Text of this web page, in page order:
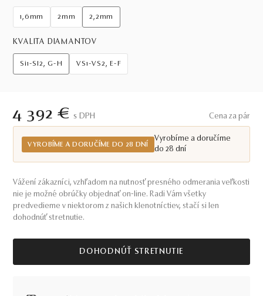
1,6mm 2mm 2,2mm
KVALITA DIAMANTOV
Si1-SI2, G-H VS1-VS2, E-F
4 392 € S DPH Cena za pár
VYROBÍME A DORUČÍME DO 28 DNÍ
Vyrobíme a doručíme
do 28 dní
Vážení zákazníci, vzhľadom na nutnosť presného odmerania veľkosti
nie je možné obrúčky objednať on-line. Radi Vám všetky
predvedieme v niektorom z našich klenotníctiev, stačí si len
dohodnúť stretnutie.
DOHODNÚŤ STRETNUTIE